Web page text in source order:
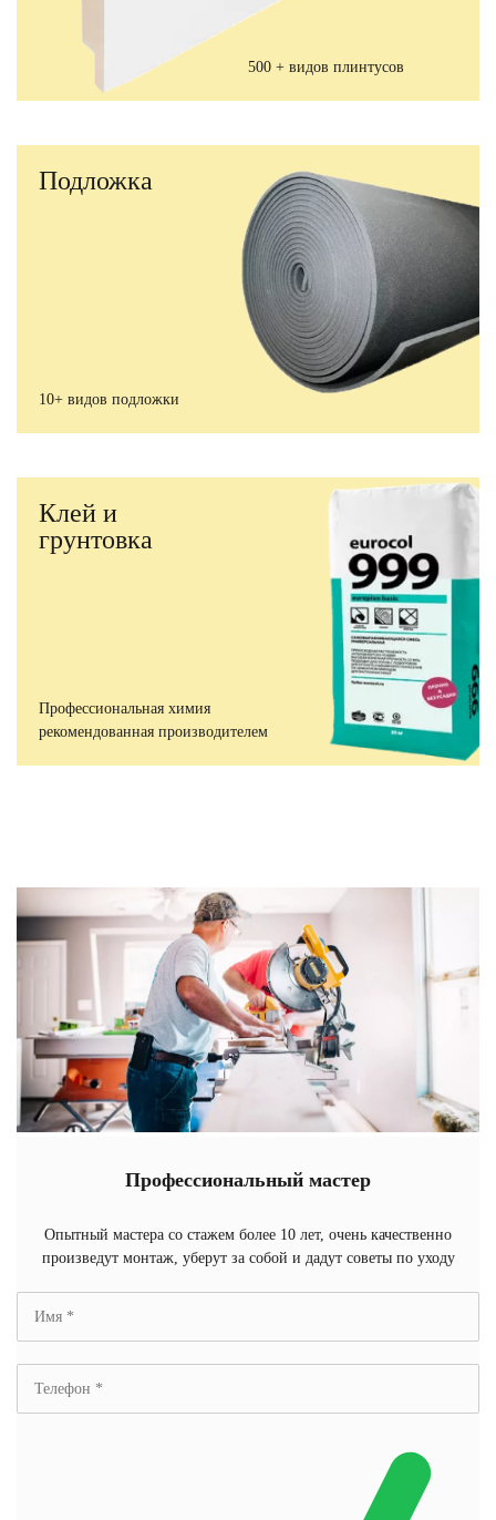
500 + видов плинтусов
Подложка
10+ видов подложки
Клей и
грунтовка
Профессиональная химия
рекомендованная производителем
Профессиональный мастер
Опытный мастера со стажем более 10 лет, очень качественно
произведут монтаж, уберут за собой и дадут советы по уходу